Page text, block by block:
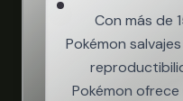
Con más de
Pokémon
Pokémon